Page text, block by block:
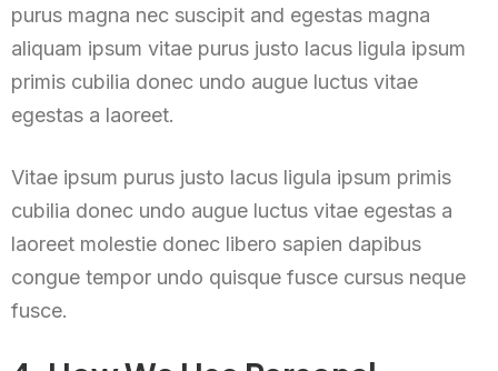
purus magna nec suscipit and egestas magna
aliquam ipsum vitae purus justo lacus ligula ipsum
primis cubilia donec undo augue luctus vitae
egestas a laoreet.
Vitae ipsum purus justo lacus ligula ipsum primis
cubilia donec undo augue luctus vitae egestas a
laoreet molestie donec libero sapien dapibus
congue tempor undo quisque fusce cursus neque
fusce.